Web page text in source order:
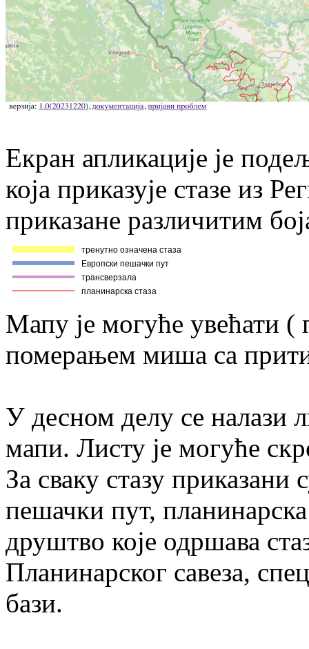
Екран апликације је
која приказује стазе из
приказане различитим
Мапу је могуће увећати
померањем миша са
У десном делу се налази
мапи. Листу је могуће
За сваку стазу
пешачки пут,
друштво које одршава
Планинарског савеза,
бази.